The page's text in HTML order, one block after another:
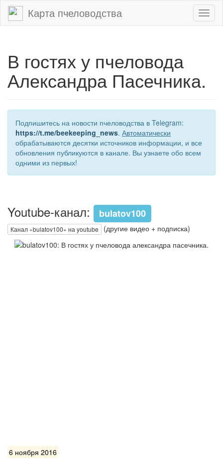
Карта пчеловодства
В гостях у пчеловода
Александра Пасечника.
Подпишитесь на новости пчеловодства в Telegram:
https://t.me/beekeeping_news. Автоматически
обрабатываются десятки источников информации, и все
обновления публикуются в канале. Вы узнаете обо всем
одними из первых!
Youtube-канал: bulatov100
Канал «bulatov100» на youtube (другие видео + подписка)
6 ноября 2016